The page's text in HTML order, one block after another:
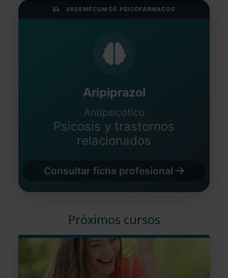
VADEMÉCUM DE PSICOFÁRMACOS
Aripiprazol
Antipsicótico
Psicosis y trastornos
relacionados
Consultar ficha profesional
Próximos cursos